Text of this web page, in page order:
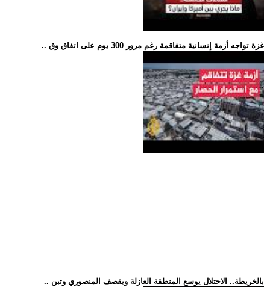
.. غزة تواجه أزمة إنسانية متفاقمة رغم مرور 300 يوم على اتفاق وق
.. بالخريطة.. الاحتلال يوسع المنطقة العازلة ويقصف المنصوري وتبن